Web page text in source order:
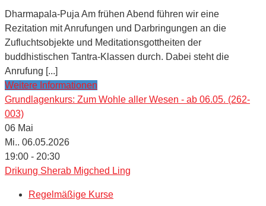
Dharmapala-Puja Am frühen Abend führen wir eine
Rezitation mit Anrufungen und Darbringungen an die
Zufluchtsobjekte und Meditationsgottheiten der
buddhistischen Tantra-Klassen durch. Dabei steht die
Anrufung [...]
Weitere Informationen
Grundlagenkurs: Zum Wohle aller Wesen - ab 06.05. (262-
003)
06 Mai
Mi.. 06.05.2026
19:00 - 20:30
Drikung Sherab Migched Ling
Regelmäßige Kurse